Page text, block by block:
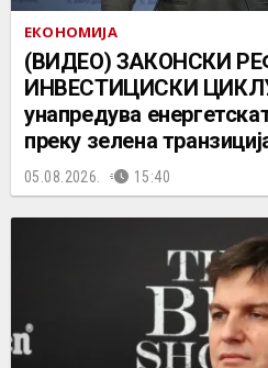
ЕКОНОМИЈА
(ВИДЕО) ЗАКОНСКИ
ИНВЕСТИЦИСКИ
унапредува
преку зелена
05.08.2026. 15:40